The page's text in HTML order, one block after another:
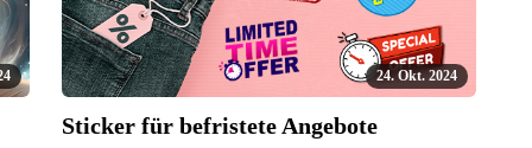
24. Okt. 2024
Sticker für befristete Angebote